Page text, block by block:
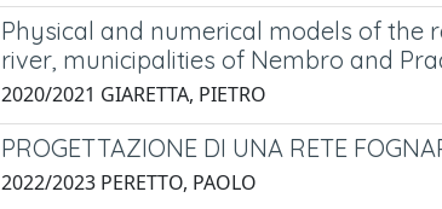
Physical and numerical models of the
river, municipalities of Nembro and
2020/2021 GIARETTA, PIETRO
PROGETTAZIONE DI UNA RETE
2022/2023 PERETTO, PAOLO